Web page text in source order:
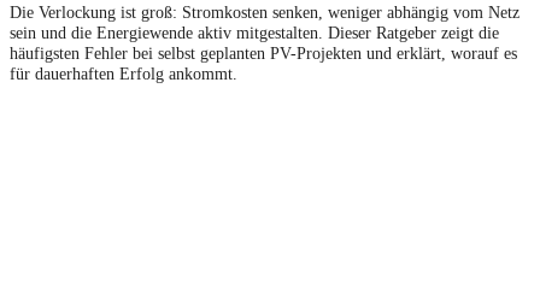
Die Verlockung ist groß: Stromkosten senken, weniger abhängig vom Netz
sein und die Energiewende aktiv mitgestalten. Dieser Ratgeber zeigt die
häufigsten Fehler bei selbst geplanten PV-Projekten und erklärt, worauf es
für dauerhaften Erfolg ankommt.